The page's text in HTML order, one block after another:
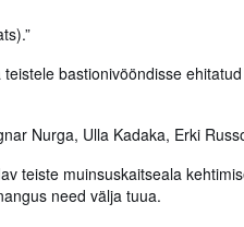
bastionivööndisse
Nurga, Ulla Kadaka, Erki
teiste muinsuskaitseala
need välja tuua.